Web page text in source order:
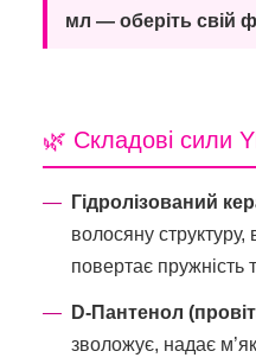
мл — оберіть свій
🌿 Складові сили
Гідролізований
волосяну
повертає пружність
D-Пантенол
зволожує, надає